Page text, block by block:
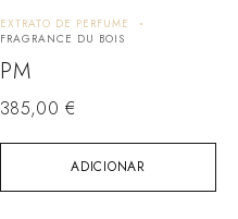
ADICIONAR
EXTRATO DE PERFUME
FRAGRANCE DU BOIS
PM
385,00 €